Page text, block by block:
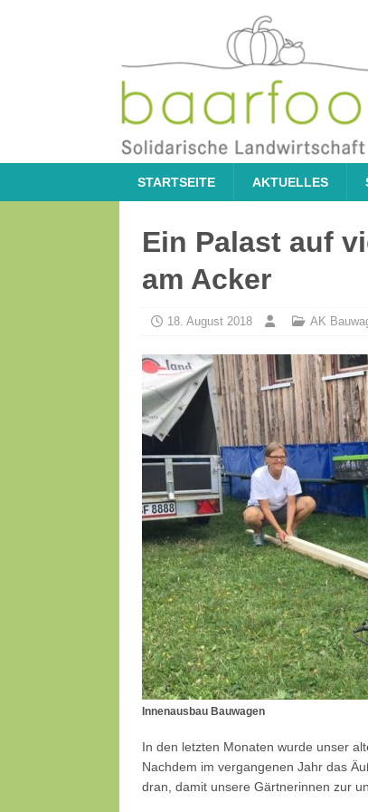
STARTSEITE AKTUELLES
Ein Palast auf
am Acker
18. August 2018 AK
Innenausbau Bauwagen
In den letzten Monaten wurde unser
Nachdem im vergangenen Jahr das
dran, damit unsere Gärtnerinnen zur